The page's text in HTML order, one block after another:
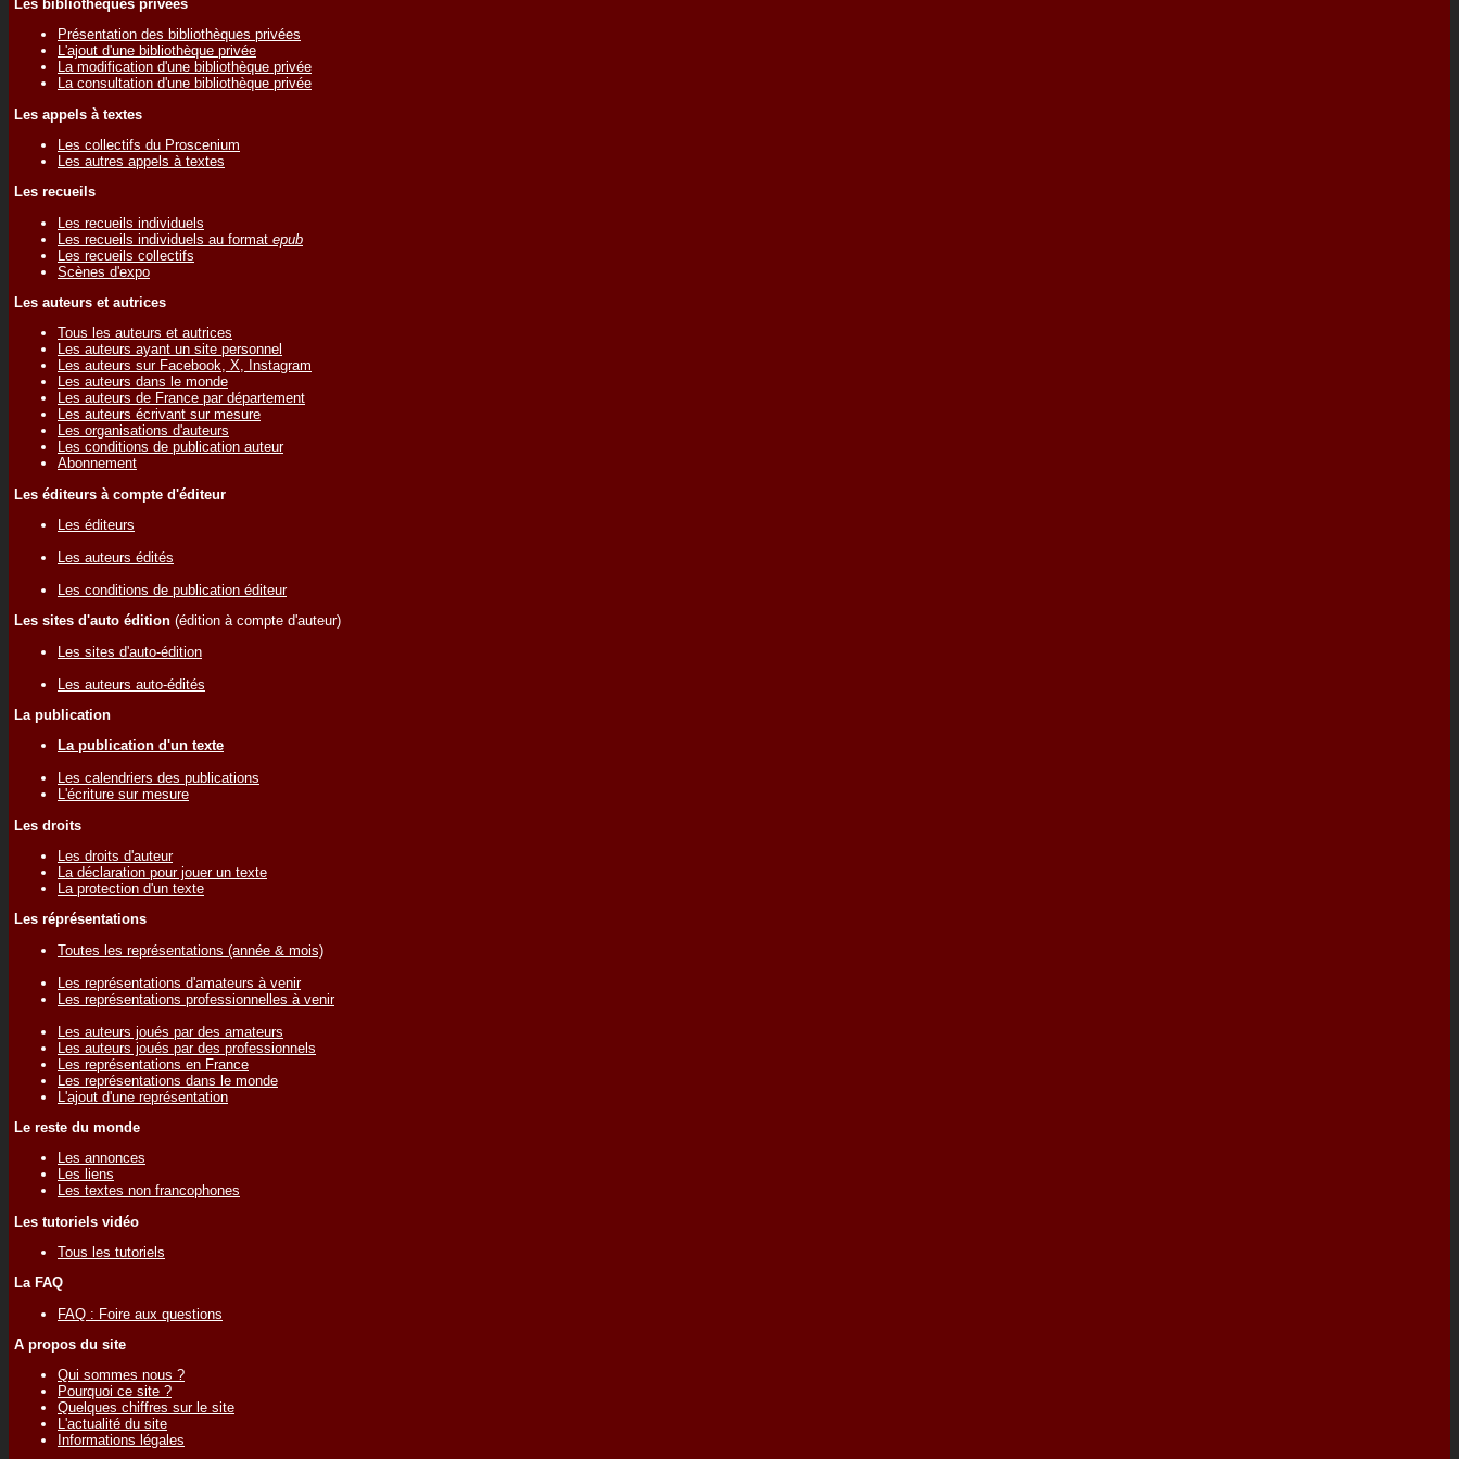
Les bibliothèques privées
Présentation des bibliothèques privées
L'ajout d'une bibliothèque privée
La modification d'une bibliothèque privée
La consultation d'une bibliothèque privée
Les appels à textes
Les collectifs du Proscenium
Les autres appels à textes
Les recueils
Les recueils individuels
Les recueils individuels au format epub
Les recueils collectifs
Scènes d'expo
Les auteurs et autrices
Tous les auteurs et autrices
Les auteurs ayant un site personnel
Les auteurs sur Facebook, X, Instagram
Les auteurs dans le monde
Les auteurs de France par département
Les auteurs écrivant sur mesure
Les organisations d'auteurs
Les conditions de publication auteur
Abonnement
Les éditeurs à compte d'éditeur
Les éditeurs
Les auteurs édités
Les conditions de publication éditeur
Les sites d'auto édition (édition à compte d'auteur)
Les sites d'auto-édition
Les auteurs auto-édités
La publication
La publication d'un texte
Les calendriers des publications
L'écriture sur mesure
Les droits
Les droits d'auteur
La déclaration pour jouer un texte
La protection d'un texte
Les réprésentations
Toutes les représentations (année & mois)
Les représentations d'amateurs à venir
Les représentations professionnelles à venir
Les auteurs joués par des amateurs
Les auteurs joués par des professionnels
Les représentations en France
Les représentations dans le monde
L'ajout d'une représentation
Le reste du monde
Les annonces
Les liens
Les textes non francophones
Les tutoriels vidéo
Tous les tutoriels
La FAQ
FAQ : Foire aux questions
A propos du site
Qui sommes nous ?
Pourquoi ce site ?
Quelques chiffres sur le site
L'actualité du site
Informations légales